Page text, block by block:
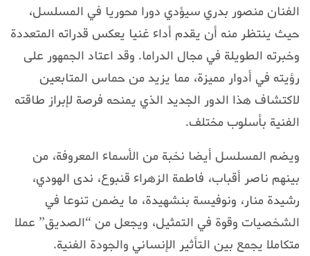
الفنان منصور بدري سيؤدي دورا محوريا في المسلسل،
حيث ينتظر منه أن يقدم أداء غنيا يعكس قدراته المتعددة
وخبرته الطويلة في مجال الدراما. وقد اعتاد الجمهور على
رؤيته في أدوار مميزة، مما يزيد من حماس المتابعين
لاكتشاف هذا الدور الجديد الذي يمنحه فرصة لإبراز طاقته
الفنية بأسلوب مختلف.
ويضم المسلسل أيضا نخبة من الأسماء المعروفة، من
بينهم ناصر أقباب، فاطمة الزهراء قنبوع، ندى الهودي،
رشيدة منار، ونوفيسة بنشهيدة، ما يضمن تنوعا في
الشخصيات وقوة في التمثيل، ويجعل من “الصديق” عملا
متكاملا يجمع بين التأثير الإنساني والجودة الفنية.